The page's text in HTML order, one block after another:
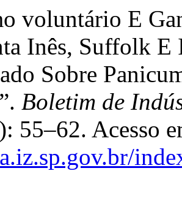
voluntário E
Inês, Suffolk
Sobre
Boletim de
55–62. Acesso